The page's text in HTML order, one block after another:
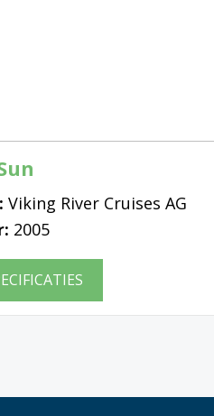
Viking River Cruises AG
2005